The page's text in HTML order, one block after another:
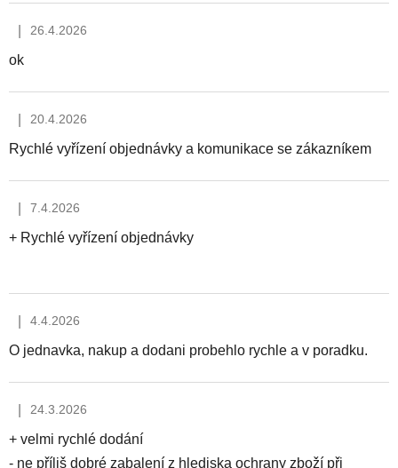
Hodnocení obchodu je 5 z 5 hvězdiček.
26.4.2026
ok
Hodnocení obchodu je 5 z 5 hvězdiček.
20.4.2026
Rychlé vyřízení objednávky a komunikace se zákazníkem
Hodnocení obchodu je 5 z 5 hvězdiček.
7.4.2026
+ Rychlé vyřízení objednávky
Hodnocení obchodu je 5 z 5 hvězdiček.
4.4.2026
O jednavka, nakup a dodani probehlo rychle a v poradku.
Hodnocení obchodu je 3 z 5 hvězdiček.
24.3.2026
+ velmi rychlé dodání
- ne příliš dobré zabalení z hlediska ochrany zboží při